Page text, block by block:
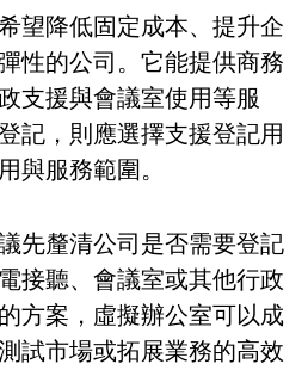
望降低固定成本、提升企
性的公司。它能提供商務
支援與會議室使用等服
記，則應選擇支援登記用
與服務範圍。
先釐清公司是否需要登記
接聽、會議室或其他行政
方案，虛擬辦公室可以成
試市場或拓展業務的高效